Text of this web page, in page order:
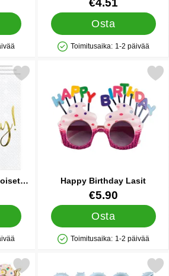
€4.51
Osta
Saatavuus: Varastossa
Toimitusaika: 1-2 päivää
Lautasliinat suosikiksi
Happy Birthday Lasit
Tuote.nro 15453
€5.90
Osta
Saatavuus: Varastossa
Toimitusaika: 1-2 päivää
Merkitse happy
Numerolla suosikiksi
Merkitse numeroilmapallo